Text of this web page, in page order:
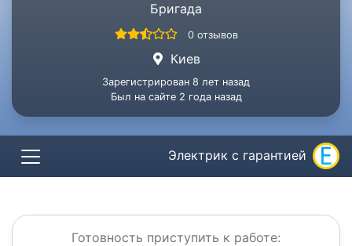
Бригада
0 отзывов
Киев
Зарегистрирован 8 лет назад
Был на сайте 2 года назад
Электрик с гарантией
Готовность приступить к работе: